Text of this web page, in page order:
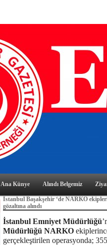
Ana Künye Alındı Belgemiz
İstanbul Başakşehir ‘de NARKO
gözaltına alındı
İstanbul Emniyet Müdürlüğü
Müdürlüğü NARKO
gerçekleştirilen operasyonda;